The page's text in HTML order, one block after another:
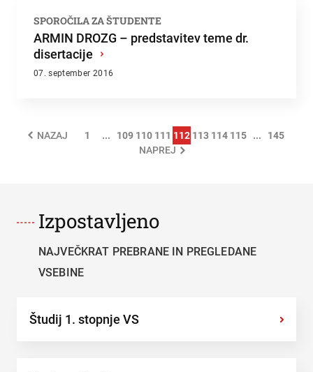
SPOROČILA ZA ŠTUDENTE
ARMIN DROZG – predstavitev teme dr.
disertacije ›
07. september 2016
NAZAJ 1 ... 109 110 111 112 113 114 115 ...
145
NAPREJ
Izpostavljeno
NAJVEČKRAT PREBRANE IN PREGLEDANE
VSEBINE
Študij 1. stopnje VS ›